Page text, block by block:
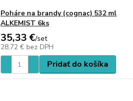
Poháre na brandy (cognac) 532 ml
ALKEMIST 6ks
35,33 €/set
28,72 € bez DPH
Pridať do košíka